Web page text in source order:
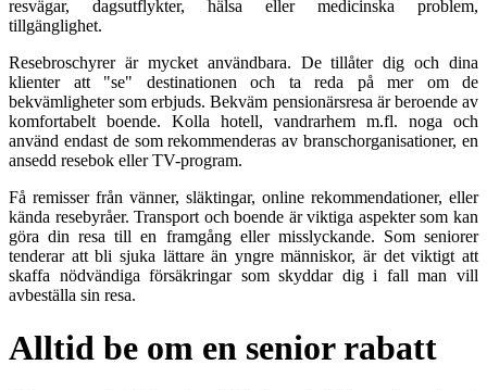
resvägar, dagsutflykter, hälsa eller medicinska problem,
tillgänglighet.
Resebroschyrer är mycket användbara. De tillåter dig och dina
klienter att "se" destinationen och ta reda på mer om de
bekvämligheter som erbjuds. Bekväm pensionärsresa är beroende av
komfortabelt boende. Kolla hotell, vandrarhem m.fl. noga och
använd endast de som rekommenderas av branschorganisationer, en
ansedd resebok eller TV-program.
Få remisser från vänner, släktingar, online rekommendationer, eller
kända resebyråer. Transport och boende är viktiga aspekter som kan
göra din resa till en framgång eller misslyckande. Som seniorer
tenderar att bli sjuka lättare än yngre människor, är det viktigt att
skaffa nödvändiga försäkringar som skyddar dig i fall man vill
avbeställa sin resa.
Alltid be om en senior rabatt